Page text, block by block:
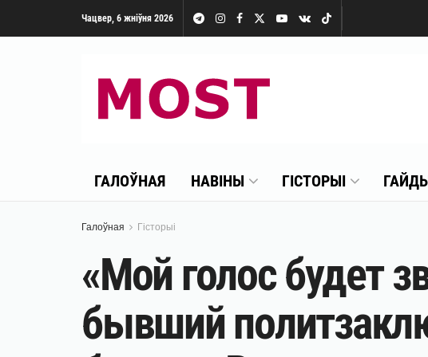
Чацвер, 6 жніўня 2026
ГАЛОЎНАЯ НАВІНЫ ГІСТОРЫІ
Галоўная Гісторыі
«Мой голос будет
бывший